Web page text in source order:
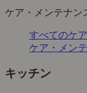
ケア・メンテナン
すべてのケ
ケア・メン
キッチン